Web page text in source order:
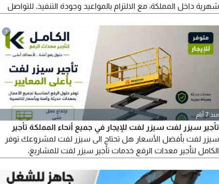
شهرية داخل المملكة، مع الالتزام بالمواعيد وجودة التنفيذ. للتواصل
3
منذ 7 أيام
تأجير سيزر لفت سيزر لفت للإيجار في جميع أنحاء المملكة تأجير
سيزر لفت بأفضل الأسعار هل تحتاج الى سيزر لفت لمشروعك توفر
الكامل لتأجير معدات الرفع خدمات تأجير سيزر لفت للمشاريع،
والكهرباء، والتكييف، مع معدات حديثة وجاهزة للعمل. مميزات الخدمة